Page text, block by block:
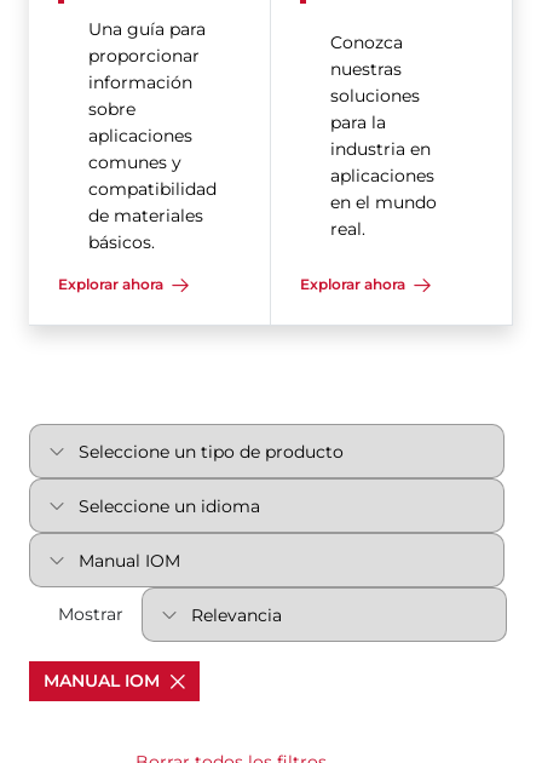
Una guía para
proporcionar
información
sobre
aplicaciones
comunes y
compatibilidad
de materiales
básicos.
Explorar ahora
Conozca
nuestras
soluciones
para la
industria en
aplicaciones
en el mundo
real.
Explorar ahora
Mostrar
MANUAL IOM